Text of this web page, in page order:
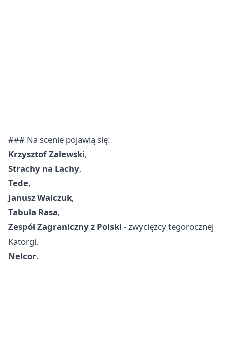
### Na scenie pojawią się:
Krzysztof Zalewski,
Strachy na Lachy,
Tede,
Janusz Walczuk,
Tabula Rasa,
Zespół Zagraniczny z Polski - zwycięzcy tegorocznej
Katorgi,
Nelcor.